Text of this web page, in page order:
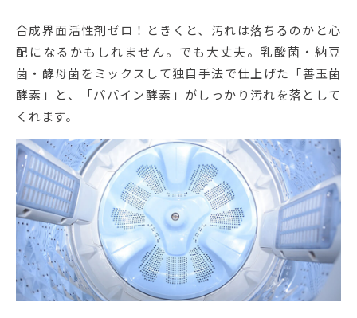
合成界面活性剤ゼロ！ときくと、汚れは落ちるのかと心
配になるかもしれません。でも大丈夫。乳酸菌・納豆
菌・酵母菌をミックスして独自手法で仕上げた「善玉菌
酵素」と、「パパイン酵素」がしっかり汚れを落として
くれます。